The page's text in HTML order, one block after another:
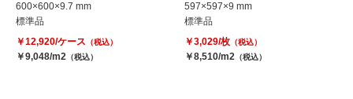
600×600×9.7 mm
標準品
￥12,920/ケース （税込）
￥9,048/m2 （税込）
597×597×9 mm
標準品
￥3,029/枚 （税込）
￥8,510/m2 （税込）